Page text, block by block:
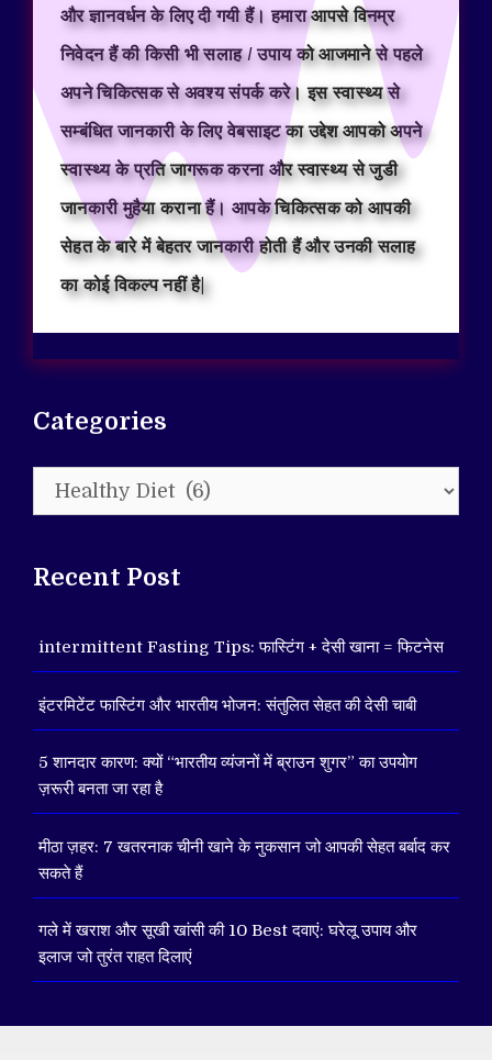
और ज्ञानवर्धन के लिए दी गयी हैं। हमारा आपसे विनम्र
निवेदन हैं की किसी भी सलाह / उपाय को आजमाने से पहले
अपने चिकित्सक से अवश्य संपर्क करे। इस स्वास्थ्य से
सम्बंधित जानकारी के लिए वेबसाइट का उद्देश आपको अपने
स्वास्थ्य के प्रति जागरूक करना और स्वास्थ्य से जुडी
जानकारी मुहैया कराना हैं। आपके चिकित्सक को आपकी
सेहत के बारे में बेहतर जानकारी होती हैं और उनकी सलाह
का कोई विकल्प नहीं है|
Categories
Categories
Recent Post
intermittent Fasting Tips: फास्टिंग + देसी खाना = फिटनेस
इंटरमिटेंट फास्टिंग और भारतीय भोजन: संतुलित सेहत की देसी चाबी
5 शानदार कारण: क्यों “भारतीय व्यंजनों में ब्राउन शुगर” का उपयोग
ज़रूरी बनता जा रहा है
मीठा ज़हर: 7 खतरनाक चीनी खाने के नुकसान जो आपकी सेहत बर्बाद कर
सकते हैं
गले में खराश और सूखी खांसी की 10 Best दवाएं: घरेलू उपाय और
इलाज जो तुरंत राहत दिलाएं